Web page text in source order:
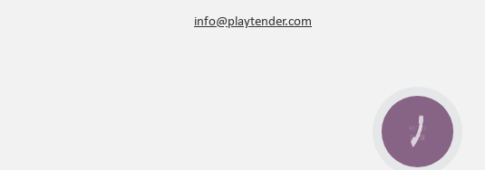
info@playtender.com
КНОПКА
ЗВ'ЯЗКУ